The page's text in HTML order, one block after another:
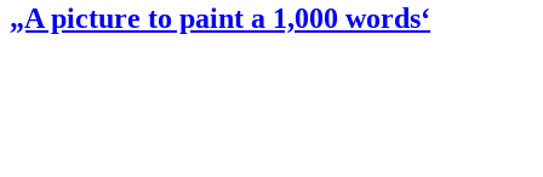
„A picture to paint a 1,000 words‘